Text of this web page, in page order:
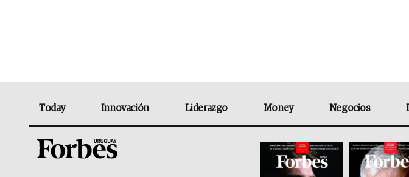
Today Innovación Liderazgo Money Negocios